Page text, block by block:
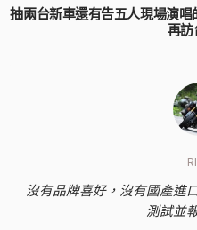
抽兩台新車還有告五人現場演唱
再訪
沒有品牌喜好，沒有國產進
測試並